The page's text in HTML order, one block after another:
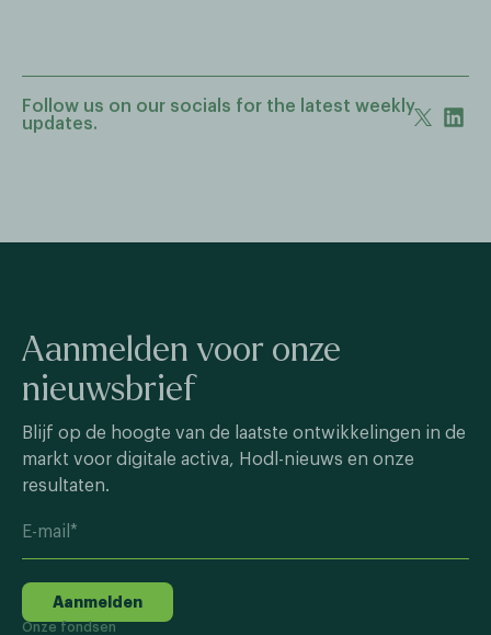
Follow us on our socials for the latest weekly
updates.
Aanmelden voor onze
nieuwsbrief
Blijf op de hoogte van de laatste ontwikkelingen in de
markt voor digitale activa, Hodl-nieuws en onze
resultaten.
Aanmelden
Onze fondsen